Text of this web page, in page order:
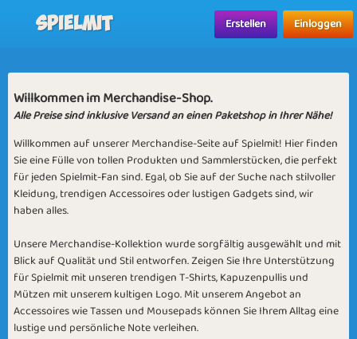
Spielmit Erstellen Einloggen
Willkommen im Merchandise-Shop.
Alle Preise sind inklusive Versand an einen Paketshop in Ihrer Nähe!
Willkommen auf unserer Merchandise-Seite auf Spielmit! Hier finden
Sie eine Fülle von tollen Produkten und Sammlerstücken, die perfekt
für jeden Spielmit-Fan sind. Egal, ob Sie auf der Suche nach stilvoller
Kleidung, trendigen Accessoires oder lustigen Gadgets sind, wir
haben alles.
Unsere Merchandise-Kollektion wurde sorgfältig ausgewählt und mit
Blick auf Qualität und Stil entworfen. Zeigen Sie Ihre Unterstützung
für Spielmit mit unseren trendigen T-Shirts, Kapuzenpullis und
Mützen mit unserem kultigen Logo. Mit unserem Angebot an
Accessoires wie Tassen und Mousepads können Sie Ihrem Alltag eine
lustige und persönliche Note verleihen.